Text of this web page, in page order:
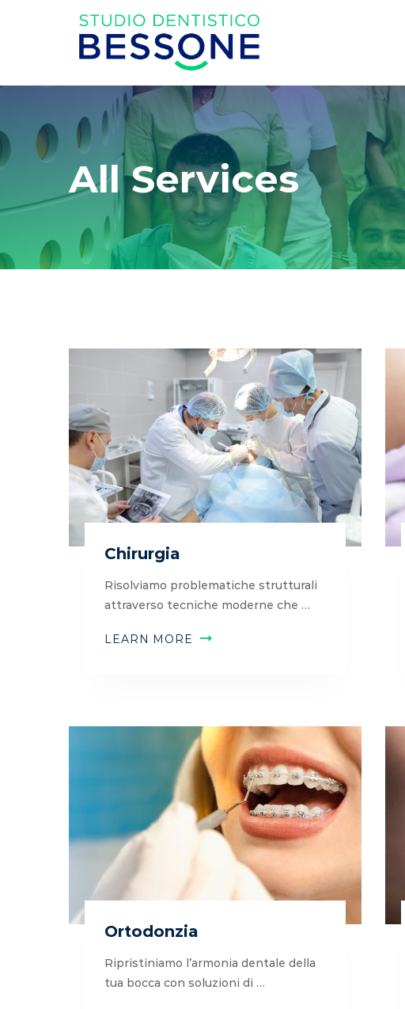
All Services
Chirurgia
Risolviamo problematiche strutturali
attraverso tecniche moderne che …
LEARN MORE
Ortodonzia
Ripristiniamo l’armonia dentale della
tua bocca con soluzioni di …